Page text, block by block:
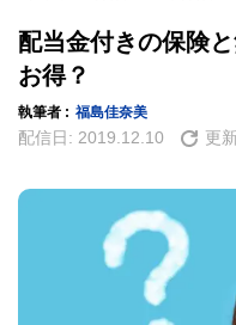
配当金付きの保険
お得？
執筆者 : 福島佳奈美
配信日: 2019.12.10 更